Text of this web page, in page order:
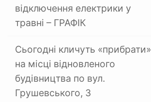
відключення електрики у
травні – ГРАФІК
Сьогодні кличуть «прибрати»
на місці відновленого
будівництва по вул.
Грушевського, 3